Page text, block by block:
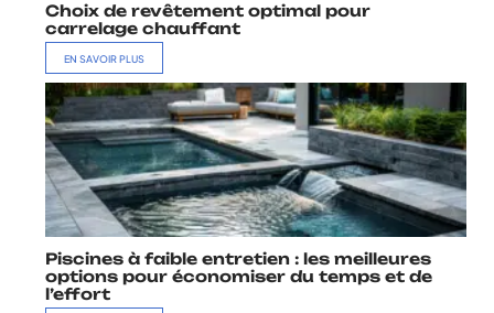
Choix de revêtement optimal pour
carrelage chauffant
EN SAVOIR PLUS
Piscines à faible entretien : les meilleures
options pour économiser du temps et de
l’effort